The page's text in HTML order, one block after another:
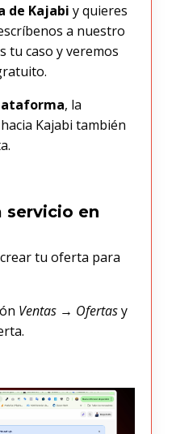
de Kajabi y quieres
a nuestro
tu caso y veremos
, la
Kajabi también
servicio en
tu oferta para
Ventas → Ofertasy